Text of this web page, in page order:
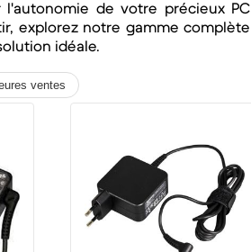
de votre précieux PC
explorez notre gamme complète
idéale.
ventes